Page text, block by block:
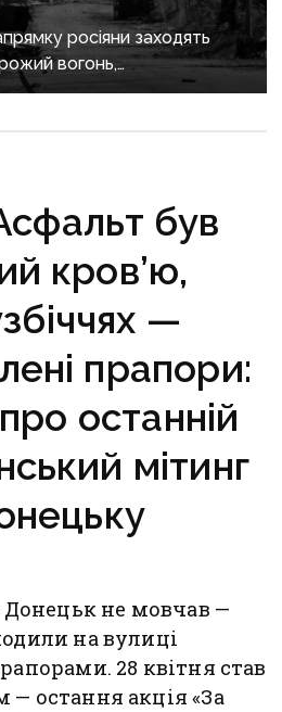
росіяни заходять
вогонь,
слабкі
був
кров’ю,
—
прапори:
останній
мітинг
Донецьк не мовчав —
на вулиці
28 квітня став
остання акція «За